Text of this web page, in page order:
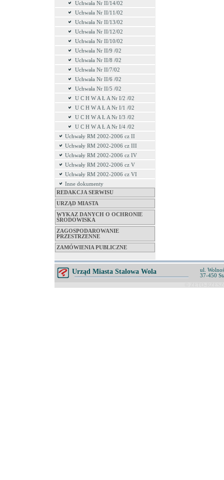
Uchwała Nr II/14/02
Uchwała Nr II/11/02
Uchwała Nr II/13/02
Uchwała Nr II/12/02
Uchwała Nr II/10/02
Uchwała Nr II/9 /02
Uchwała Nr II/8 /02
Uchwała Nr II/7/02
Uchwała Nr II/6 /02
Uchwała Nr II/5 /02
U C H W A Ł A Nr I/2 /02
U C H W A Ł A Nr I/1 /02
U C H W A Ł A Nr I/3 /02
U C H W A Ł A Nr I/4 /02
Uchwały RM 2002-2006 cz II
Uchwały RM 2002-2006 cz III
Uchwały RM 2002-2006 cz IV
Uchwały RM 2002-2006 cz V
Uchwały RM 2002-2006 cz VI
Inne dokumenty
REDAKCJA SERWISU
URZĄD MIASTA
WYKAZ DANYCH O OCHRONIE
ŚRODOWISKA
ZAGOSPODAROWANIE
PRZESTRZENNE
ZAMÓWIENIA PUBLICZNE
Urząd Miasta Stalowa Wola
ul.
37-450